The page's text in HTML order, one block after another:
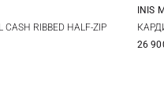
M L XL
RIBBED HALF-ZIP
M
INIS
26